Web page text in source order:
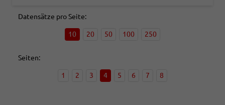
Datensätze pro Seite:
10 20 50 100 250
Seiten:
1 2 3 4 5 6 7 8